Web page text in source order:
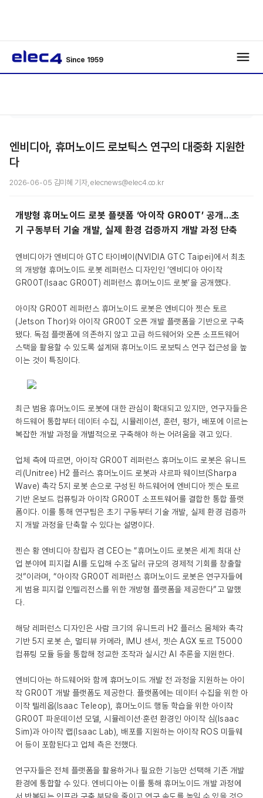
Since 1959
엔비디아, 휴머노이드 로보틱스 연구의 대중화 지원한
다
2026-06-05 김미혜 기자, elecnews@elec4.co.kr
개방형 휴머노이드 로봇 플랫폼 ‘아이작 GR00T’ 공개...초
기 구동부터 기술 개발, 실제 환경 검증까지 개발 과정 단축
엔비디아가 엔비디아 GTC 타이베이(NVIDIA GTC Taipei)에서 최초
의 개방형 휴머노이드 로봇 레퍼런스 디자인인 ‘엔비디아 아이작
GR00T(Isaac GR00T) 레퍼런스 휴머노이드 로봇’을 공개했다.
아이작 GR00T 레퍼런스 휴머노이드 로봇은 엔비디아 젯슨 토르
(Jetson Thor)와 아이작 GR00T 오픈 개발 플랫폼을 기반으로 구축
됐다. 독점 플랫폼에 의존하지 않고 고급 하드웨어와 오픈 소프트웨어
스택을 활용할 수 있도록 설계돼 휴머노이드 로보틱스 연구 접근성을 높
이는 것이 특징이다.
최근 범용 휴머노이드 로봇에 대한 관심이 확대되고 있지만, 연구자들은
하드웨어 통합부터 데이터 수집, 시뮬레이션, 훈련, 평가, 배포에 이르는
복잡한 개발 과정을 개별적으로 구축해야 하는 어려움을 겪고 있다.
업체 측에 따르면, 아이작 GR00T 레퍼런스 휴머노이드 로봇은 유니트
리(Unitree) H2 플러스 휴머노이드 로봇과 샤르파 웨이브(Sharpa
Wave) 촉각 5지 로봇 손으로 구성된 하드웨어에 엔비디아 젯슨 토르
기반 온보드 컴퓨팅과 아이작 GR00T 소프트웨어를 결합한 통합 플랫
폼이다. 이를 통해 연구팀은 초기 구동부터 기술 개발, 실제 환경 검증까
지 개발 과정을 단축할 수 있다는 설명이다.
젠슨 황 엔비디아 창립자 겸 CEO는 “휴머노이드 로봇은 세계 최대 산
업 분야에 피지컬 AI를 도입해 수조 달러 규모의 경제적 기회를 창출할
것”이라며, “아이작 GR00T 레퍼런스 휴머노이드 로봇은 연구자들에
게 범용 피지컬 인텔리전스를 위한 개방형 플랫폼을 제공한다”고 말했
다.
해당 레퍼런스 디자인은 사람 크기의 유니트리 H2 플러스 몸체와 촉각
기반 5지 로봇 손, 멀티뷰 카메라, IMU 센서, 젯슨 AGX 토르 T5000
컴퓨팅 모듈 등을 통합해 정교한 조작과 실시간 AI 추론을 지원한다.
엔비디아는 하드웨어와 함께 휴머노이드 개발 전 과정을 지원하는 아이
작 GR00T 개발 플랫폼도 제공한다. 플랫폼에는 데이터 수집을 위한 아
이작 텔레옵(Isaac Teleop), 휴머노이드 행동 학습을 위한 아이작
GR00T 파운데이션 모델, 시뮬레이션·훈련 환경인 아이작 심(Isaac
Sim)과 아이작 랩(Isaac Lab), 배포를 지원하는 아이작 ROS 미들웨
어 등이 포함된다고 업체 측은 전했다.
연구자들은 전체 플랫폼을 활용하거나 필요한 기능만 선택해 기존 개발
환경에 통합할 수 있다. 엔비디아는 이를 통해 휴머노이드 개발 과정에